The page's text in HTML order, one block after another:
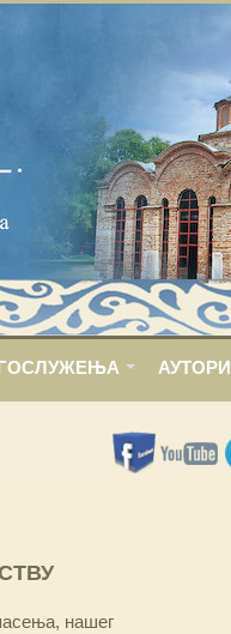
АУТОРИ
нашег